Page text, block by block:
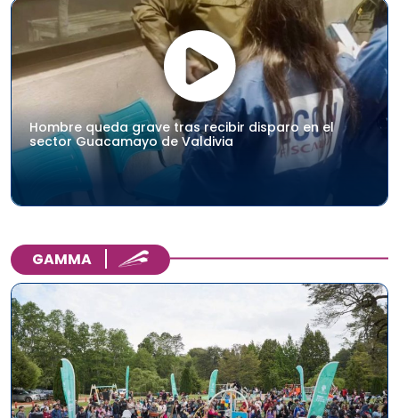
Hombre queda grave tras recibir disparo en el
sector Guacamayo de Valdivia
GAMMA